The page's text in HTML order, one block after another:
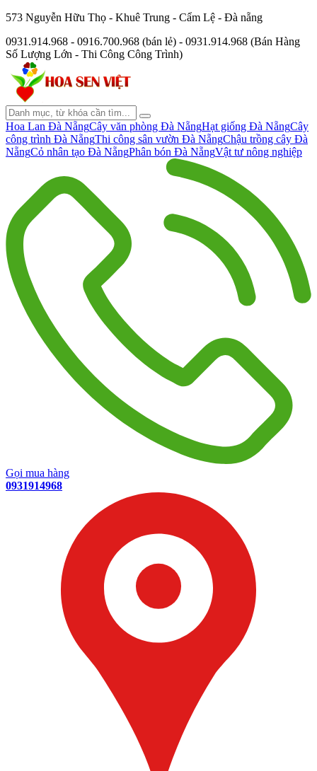
573 Nguyễn Hữu Thọ - Khuê Trung - Cẩm Lệ - Đà nẵng
0931.914.968 - 0916.700.968 (bán lẻ) - 0931.914.968 (Bán Hàng
Số Lượng Lớn - Thi Công Công Trình)
Hoa Lan Đà NẵngCây văn phòng Đà NẵngHạt giống Đà NẵngCây
công trình Đà NẵngThi công sân vườn Đà NẵngChậu trồng cây Đà
NẵngCỏ nhân tạo Đà NẵngPhân bón Đà NẵngVật tư nông nghiệp
Gọi mua hàng
0931914968